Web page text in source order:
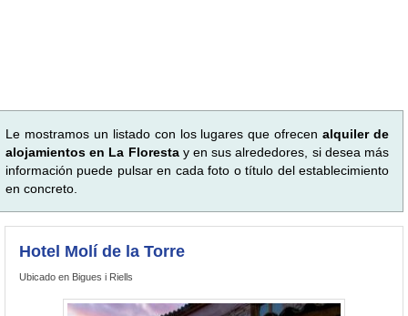
Le mostramos un listado con los lugares que ofrecenalquiler de
alojamientos en La Florestay en sus alrededores, si desea más
información puede pulsar en cada foto o título del establecimiento
en concreto.
Hotel Molí de la Torre
Ubicado en Bigues i Riells